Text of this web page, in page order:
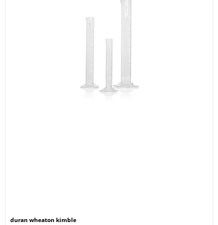
duran wheaton kimble